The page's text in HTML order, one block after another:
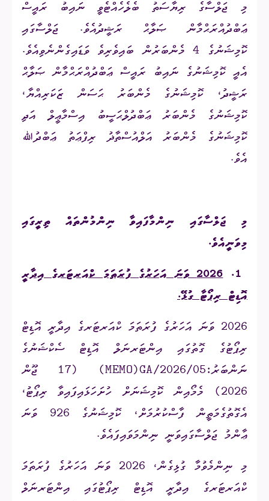
މި ޖަލްސާގެ ރިޔާސަތު ބެލެހެއްޓެވީ ނައިބު ރައީސް
ޢަބްދުއްރަޙްމާން ޞަލާޙް ރަޝީދުއެވެ. ޖަލްސާގައި
ކޮމިޝަނުގެ 4 މެންބަރުން ބައިވެރިވެ ވަޑައިގެންނެވިއެވެ.
އެއީ ކޮމިޝަނުގެ ނައިބު ރައީސް ޢަބްދުއްރަޙްމާން ޞަލާޙް
ރަޝީދު، ކޮމިޝަނުގެ މެންބަރު ޙަސަން ޒަކަރިއްޔާ،
ކޮމިޝަނުގެ މެންބަރު ޢަބްދުލްޙަސީބު އިސްމާޢީލް އަދި
ކޮމިޝަނުގެ މެންބަރު އަލްއުސްތާޛު ރިފްޢަތު ޢަބްދުﷲ
އެވެ.
މި ޖަލްސާގައި ނިންމާފައިވާ ނިންމުންތައް ތިރީގައި
މިވަނީއެވެ.
1.
2026 ވަނަ އަހަރުގެ ފުރަތަމަ ކްއަރޓަރގެ އިދާރީ
އޮޑިޓް ރިޕޯޓާ ގުޅޭ.
2026 ވަނަ އަހަރުގެ ފުރަތަމަ ކްއަރޓަރގެ އިދާރީ އޮޑިޓް
ރިޕޯޓުގެ ގޮތުގައި އިންޓަރނަލް އޮޑިޓް ސެކްޝަނުގެ
ނަންބަރު:(MEMO)GA/2026/05
(
17 ޖޫން
2026) މެމޯއިން ކޮމިޝަނަށް ހުށަހަޅައިފައިވާ ރިޕޯޓު،
އެގޮތުގެމަތީން ފާސްކުރުމަށް، ކޮމިޝަނުގެ 926 ވަނަ
ޢާންމު ޖަލްސާގައިވަނީ ނިންމަވައިފައެވެ.
މި ނިންމެވުމާ ގުޅިގެން، 2026 ވަނަ އަހަރުގެ ފުރަތަމަ
ކްއަރޓަރގެ އިދާރީ އޮޑިޓް ރިޕޯޓުގައި އިންޓަރނަލް